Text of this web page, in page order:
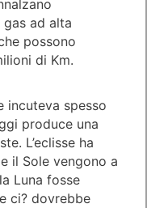
ad alta
possono
di Km.
incuteva spesso
produce una
L’eclisse ha
il Sole vengono a
Luna fosse
ci? dovrebbe